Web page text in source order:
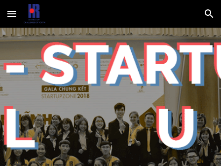
Skip to main content Skip to navigation